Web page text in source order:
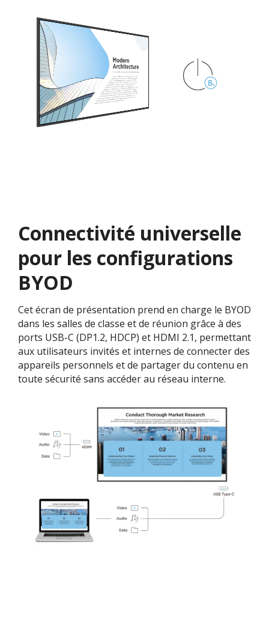
Connectivité universelle
pour les configurations
BYOD
Cet écran de présentation prend en charge le BYOD
dans les salles de classe et de réunion grâce à des
ports USB-C (DP1.2, HDCP) et HDMI 2.1, permettant
aux utilisateurs invités et internes de connecter des
appareils personnels et de partager du contenu en
toute sécurité sans accéder au réseau interne.